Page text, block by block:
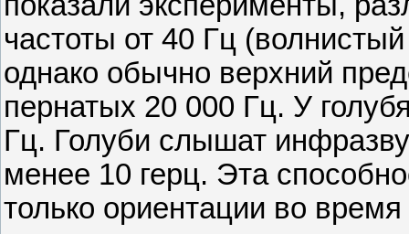
частоты от 40 Гц
однако обычно верхний
пернатых 20 000 Гц. У
Гц. Голуби слышат
менее 10 герц. Эта
только ориентации во